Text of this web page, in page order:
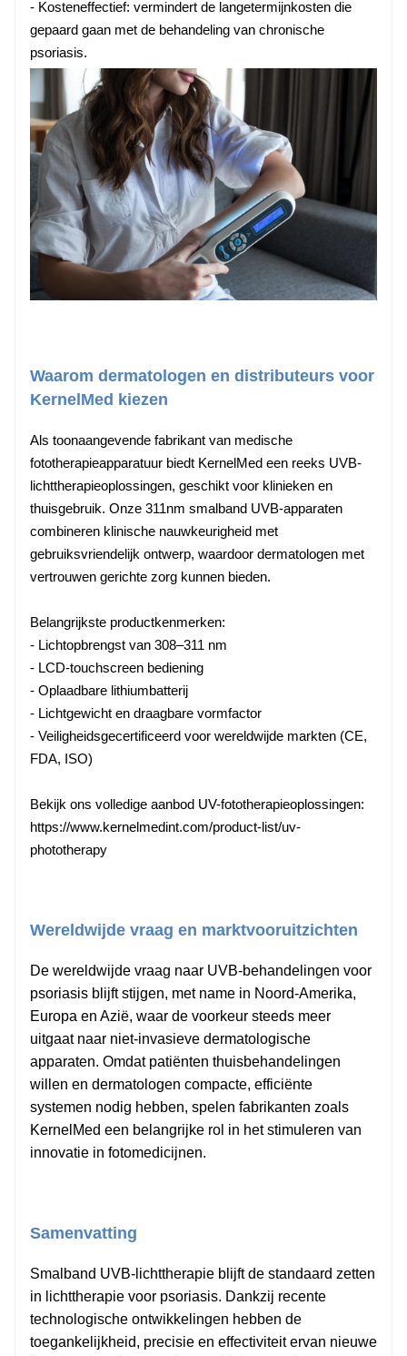
- Kosteneffectief: vermindert de langetermijnkosten die
gepaard gaan met de behandeling van chronische
psoriasis.
Waarom dermatologen en distributeurs voor
KernelMed kiezen
Als toonaangevende fabrikant van medische
fototherapieapparatuur biedt KernelMed een reeks UVB-
lichttherapieoplossingen, geschikt voor klinieken en
thuisgebruik. Onze 311nm smalband UVB-apparaten
combineren klinische nauwkeurigheid met
gebruiksvriendelijk ontwerp, waardoor dermatologen met
vertrouwen gerichte zorg kunnen bieden.
Belangrijkste productkenmerken:
- Lichtopbrengst van 308–311 nm
- LCD-touchscreen bediening
- Oplaadbare lithiumbatterij
- Lichtgewicht en draagbare vormfactor
- Veiligheidsgecertificeerd voor wereldwijde markten (CE,
FDA, ISO)
Bekijk ons volledige aanbod UV-fototherapieoplossingen:
https://www.kernelmedint.com/product-list/uv-
phototherapy
Wereldwijde vraag en marktvooruitzichten
De wereldwijde vraag naar UVB-behandelingen voor
psoriasis blijft stijgen, met name in Noord-Amerika,
Europa en Azië, waar de voorkeur steeds meer
uitgaat naar niet-invasieve dermatologische
apparaten. Omdat patiënten thuisbehandelingen
willen en dermatologen compacte, efficiënte
systemen nodig hebben, spelen fabrikanten zoals
KernelMed een belangrijke rol in het stimuleren van
innovatie in fotomedicijnen.
Samenvatting
Smalband UVB-lichttherapie blijft de standaard zetten
in lichttherapie voor psoriasis. Dankzij recente
technologische ontwikkelingen hebben de
toegankelijkheid, precisie en effectiviteit ervan nieuwe